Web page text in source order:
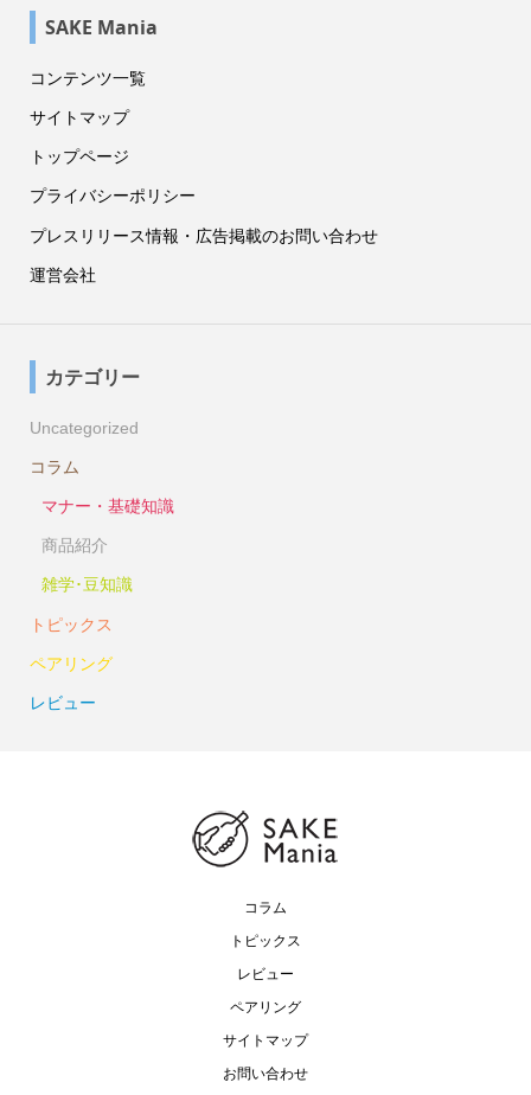
SAKE Mania
コンテンツ一覧
サイトマップ
トップページ
プライバシーポリシー
プレスリリース情報・広告掲載のお問い合わせ
運営会社
カテゴリー
Uncategorized
コラム
マナー・基礎知識
商品紹介
雑学･豆知識
トピックス
ペアリング
レビュー
コラム
トピックス
レビュー
ペアリング
サイトマップ
お問い合わせ